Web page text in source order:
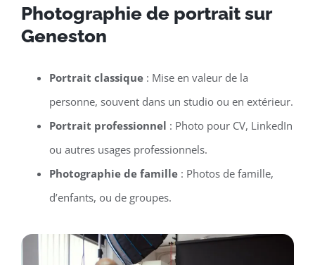
Photographie de portrait sur
Geneston
Portrait classique: Mise en valeur de la
personne, souvent dans un studio ou en extérieur.
Portrait professionnel : Photo pour CV, LinkedIn
ou autres usages professionnels.
Photographie de famille: Photos de famille,
d’enfants, ou de groupes.